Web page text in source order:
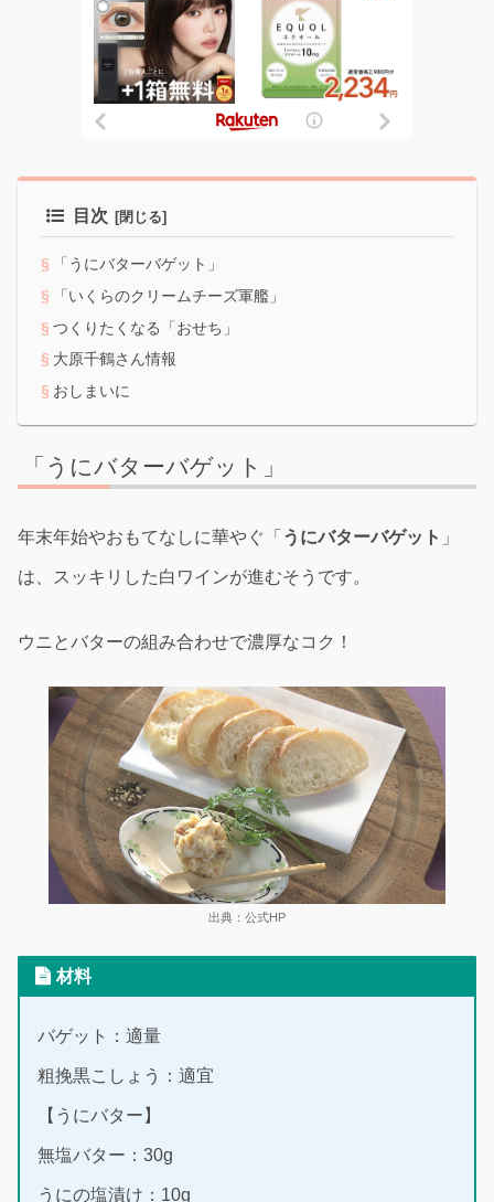
目次
「うにバターバゲット」
「いくらのクリームチーズ軍艦」
つくりたくなる「おせち」
大原千鶴さん情報
おしまいに
「うにバターバゲット」
年末年始やおもてなしに華やぐ「 うにバターバゲット 」
は、スッキリした白ワインが進むそうです。
ウニとバターの組み合わせで濃厚なコク！
出典：公式HP
材料
バゲット：適量
粗挽黒こしょう：適宜
【うにバター】
無塩バター：30g
うにの塩漬け：10g